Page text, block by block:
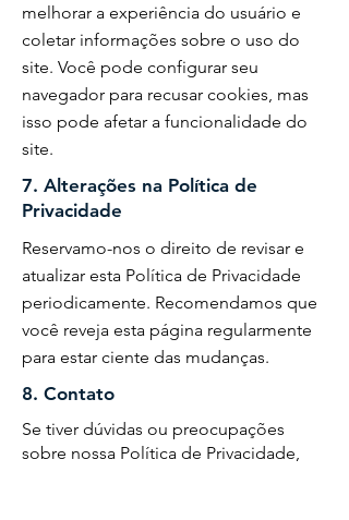
melhorar a experiência do usuário e
coletar informações sobre o uso do
site. Você pode configurar seu
navegador para recusar cookies, mas
isso pode afetar a funcionalidade do
site.
7. Alterações na Política de
Privacidade
Reservamo-nos o direito de revisar e
atualizar esta Política de Privacidade
periodicamente. Recomendamos que
você reveja esta página regularmente
para estar ciente das mudanças.
8. Contato
Se tiver dúvidas ou preocupações
sobre nossa Política de Privacidade,